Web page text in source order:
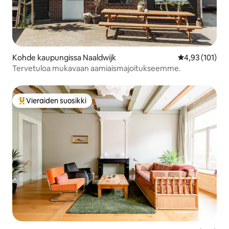
Kohde kaupungissa Naaldwijk
4,93 (101)
Tervetuloa mukavaan aamiaismajoitukseemme.
Vieraiden suosikkien parhaimmistoa
Vieraiden suosikki